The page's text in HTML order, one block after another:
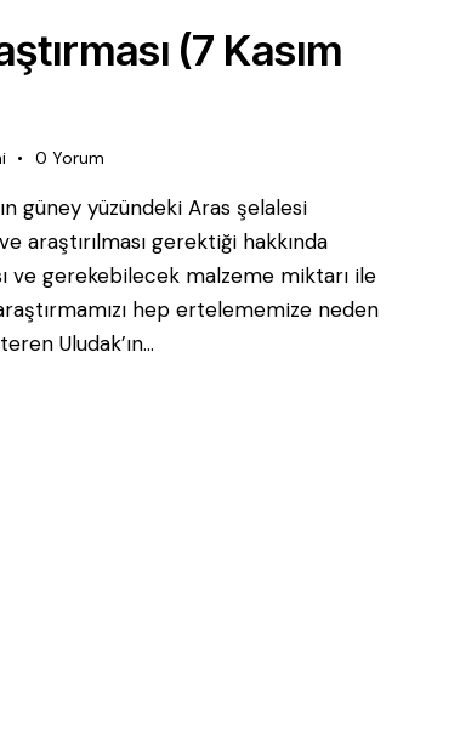
(7 Kasım
0 Yorum
güney yüzündeki Aras şelalesi
gerektiği hakkında
ve gerekebilecek malzeme miktarı ile
hep ertelememize neden
Uludak’ın…